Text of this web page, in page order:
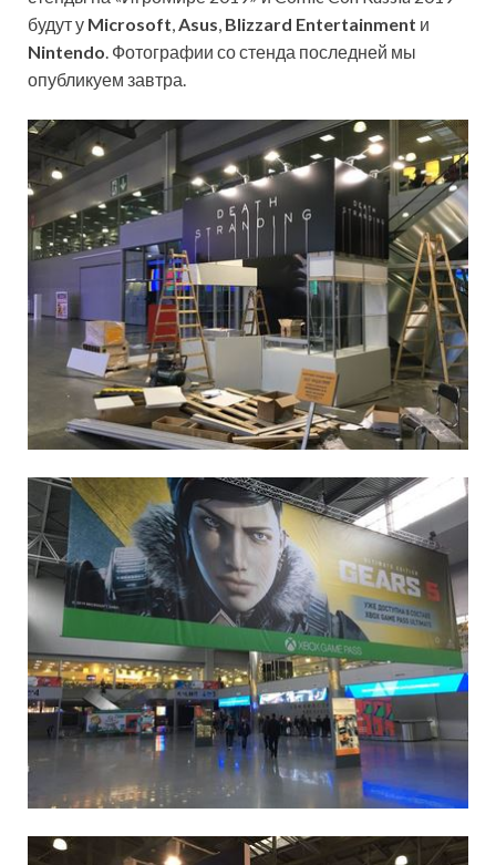
будут у Microsoft,Asus, Blizzard Entertainment и
Nintendo. Фотографии со стенда последней мы
опубликуем завтра.